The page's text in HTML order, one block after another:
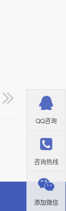
QQ咨询
咨询热线
添加微信